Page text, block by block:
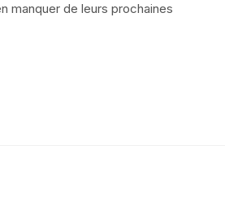
manquer de leurs prochaines